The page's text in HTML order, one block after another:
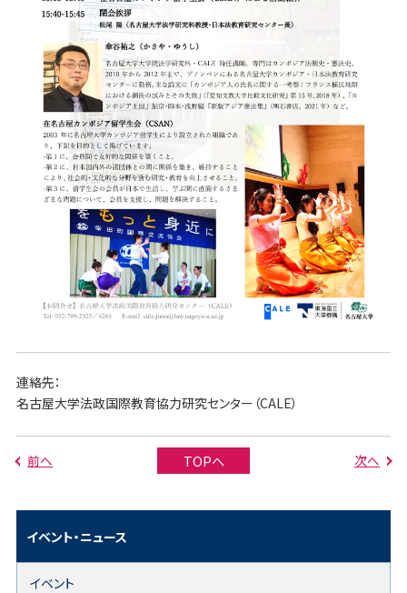
連絡先：
名古屋大学法政国際教育協力研究センター（CALE）
前へ TOPへ 次へ
イベント・ニュース
イベント